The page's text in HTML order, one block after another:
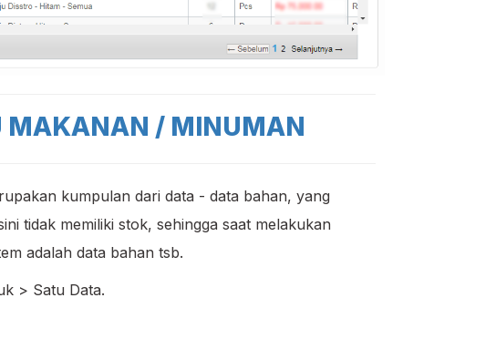
MAKANAN / MINUMAN
kumpulan dari data - data bahan, yang
tidak memiliki stok, sehingga saat melakukan
adalah data bahan tsb.
> Satu Data.